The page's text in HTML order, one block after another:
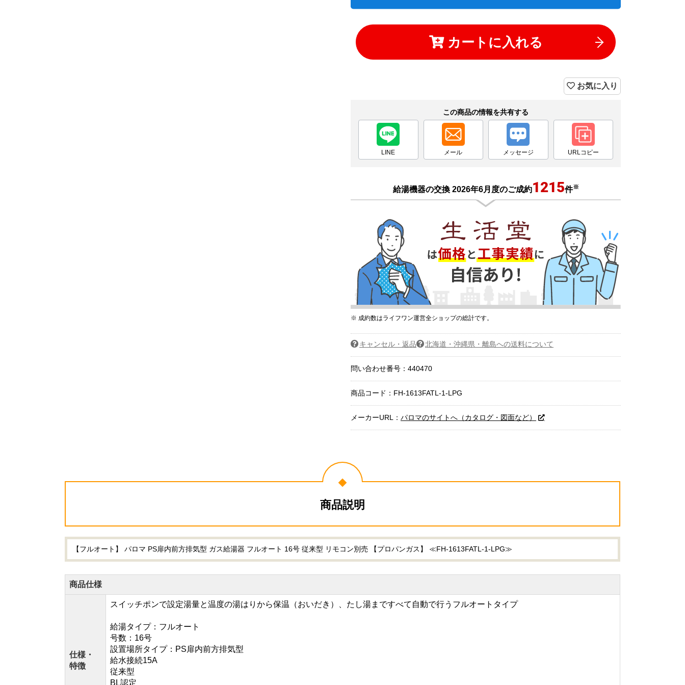
カートに入れる
カートへ進む
お気に入り
この商品の情報を共有する
LINE メール メッセージ URLコピー
給湯機器の交換 2026年6月度のご成約1215件※
※ 成約数はライフワン運営全ショップの総計です。
キャンセル・返品 北海道・沖縄県・離島への送料について
問い合わせ番号：440470
商品コード： FH-1613FATL-1-LPG
メーカーURL： パロマのサイトへ（カタログ・図面など）
商品説明
【フルオート】 パロマ PS扉内前方排気型 ガス給湯器 フルオート 16号 従来型 リモコン別売 【プロパンガス】 ≪FH-1613FATL-1-LPG≫
商品仕様
仕様・
特徴
スイッチポンで設定湯量と温度の湯はりから保温（おいだき）、たし湯まですべて自動で行うフルオートタイプ
給湯タイプ：フルオート
号数：16号
設置場所タイプ：PS扉内前方排気型
給水接続15A
従来型
BL認定